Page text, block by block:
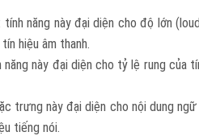
tính năng này đại diện cho độ lớn
hiệu âm thanh.
này đại diện cho tỷ lệ rung của
trưng này đại diện cho nội dung
tiếng nói.